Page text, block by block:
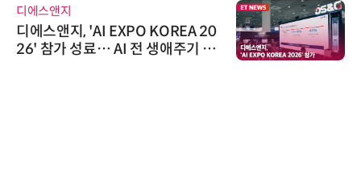
디에스앤지
디에스앤지, 'AI EXPO KOREA 20
26' 참가 성료… AI 전 생애주기 아